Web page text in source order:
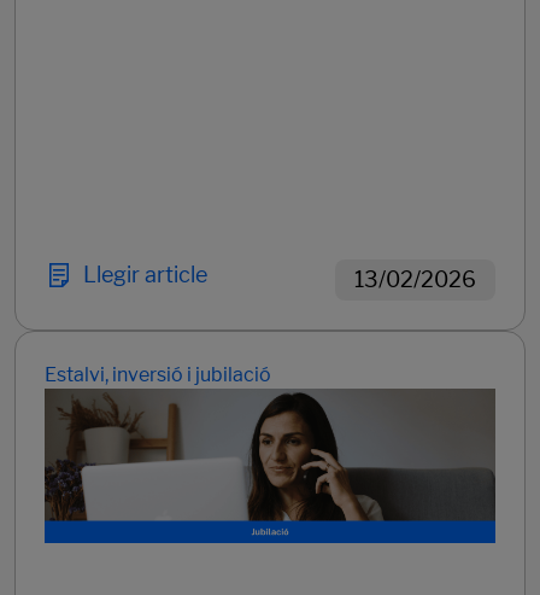
Llegir article 13/02/2026
Estalvi, inversió i jubilació